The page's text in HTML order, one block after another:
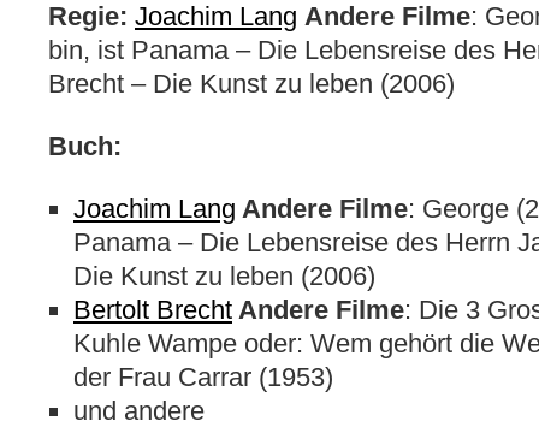
Regie: Joachim Lang Andere Filme:
bin, ist Panama – Die Lebensreise des
Brecht – Die Kunst zu leben (2006)
Buch:
Joachim Lang Andere Filme: George
Panama – Die Lebensreise des Herrn
Die Kunst zu leben (2006)
Bertolt Brecht Andere Filme: Die 3
Kuhle Wampe oder: Wem gehört die
der Frau Carrar (1953)
und andere